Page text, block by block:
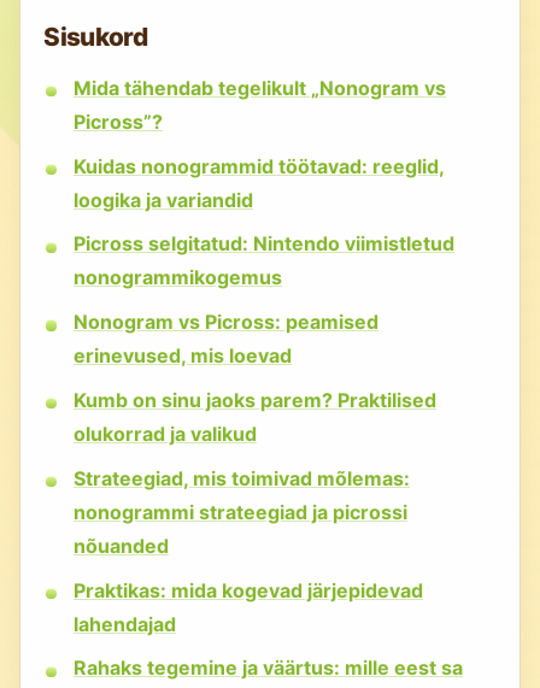
Sisukord
Mida tähendab tegelikult „Nonogram vs
Picross”?
Kuidas nonogrammid töötavad: reeglid,
loogika ja variandid
Picross selgitatud: Nintendo viimistletud
nonogrammikogemus
Nonogram vs Picross: peamised
erinevused, mis loevad
Kumb on sinu jaoks parem? Praktilised
olukorrad ja valikud
Strateegiad, mis toimivad mõlemas:
nonogrammi strateegiad ja picrossi
nõuanded
Praktikas: mida kogevad järjepidevad
lahendajad
Rahaks tegemine ja väärtus: mille eest sa